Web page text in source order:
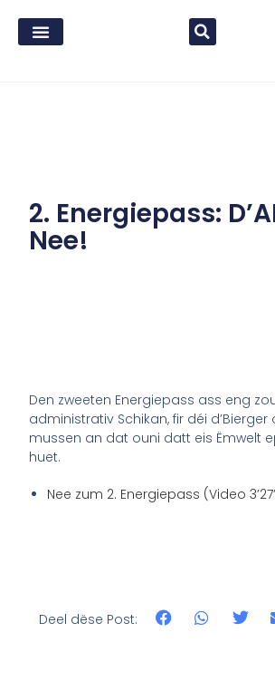
2. Energiepass:
Nee!
Den zweeten Energiepass ass eng
administrativ Schikan, fir déi
mussen an dat ouni datt eis Ëmwelt
huet.
Nee zum 2. Energiepass (Video
Deel dëse Post: